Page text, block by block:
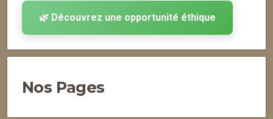
🌿 Découvrez une opportunité éthique
Nos Pages